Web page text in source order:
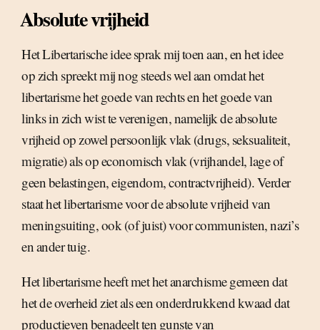
Absolute vrijheid
Het Libertarische idee sprak mij toen aan, en het idee
op zich spreekt mij nog steeds wel aan omdat het
libertarisme het goede van rechts en het goede van
links in zich wist te verenigen, namelijk de absolute
vrijheid op zowel persoonlijk vlak (drugs, seksualiteit,
migratie) als op economisch vlak (vrijhandel, lage of
geen belastingen, eigendom, contractvrijheid). Verder
staat het libertarisme voor de absolute vrijheid van
meningsuiting, ook (of juist) voor communisten, nazi’s
en ander tuig.
Het libertarisme heeft met het anarchisme gemeen dat
het de overheid ziet als een onderdrukkend kwaad dat
productieven benadeelt ten gunste van